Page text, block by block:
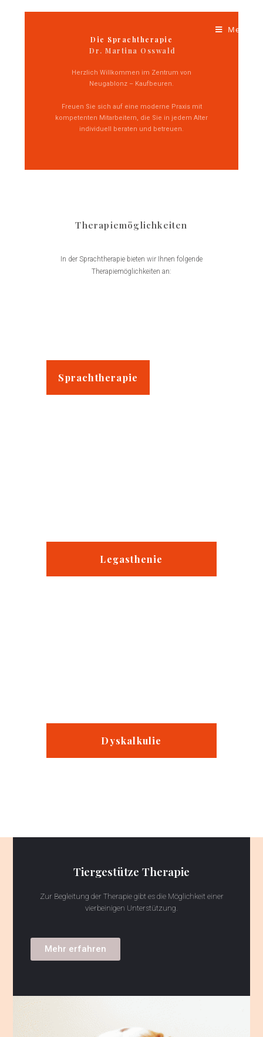
Menü
Die Sprachtherapie
Dr. Martina Osswald
Herzlich Willkommen im Zentrum von
Neugablonz – Kaufbeuren.
Freuen Sie sich auf eine moderne Praxis mit
kompetenten Mitarbeitern, die Sie in jedem Alter
individuell beraten und betreuen.
Therapiemöglichkeiten
In der Sprachtherapie bieten wir Ihnen folgende
Therapiemöglichkeiten an:
Sprachtherapie
Legasthenie
Dyskalkulie
Tiergestütze Therapie
Zur Begleitung der Therapie gibt es die Möglichkeit einer
vierbeinigen Unterstützung.
Mehr erfahren